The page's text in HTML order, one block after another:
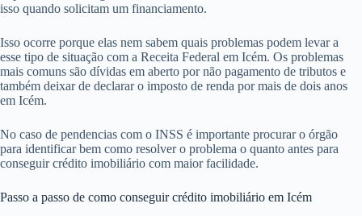
isso quando solicitam um financiamento.
Isso ocorre porque elas nem sabem quais problemas podem levar a
esse tipo de situação com a Receita Federal em Icém. Os problemas
mais comuns são dívidas em aberto por não pagamento de tributos e
também deixar de declarar o imposto de renda por mais de dois anos
em Icém.
No caso de pendencias com o INSS é importante procurar o órgão
para identificar bem como resolver o problema o quanto antes para
conseguir crédito imobiliário com maior facilidade.
Passo a passo de como conseguir crédito imobiliário em Icém